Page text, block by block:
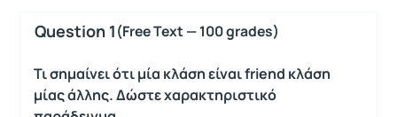
Question 1(Free Text — 100 grades)
Τι σημαίνει ότι μία κλάση είναι friend κλάση
μίας άλλης. Δώστε χαρακτηριστικό